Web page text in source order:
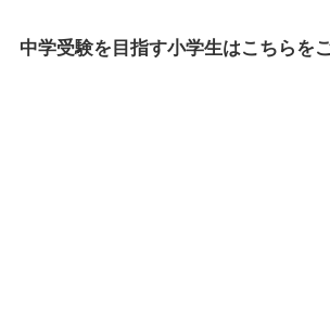
中学受験を目指す小学生はこちらを